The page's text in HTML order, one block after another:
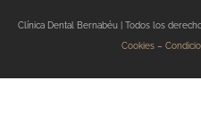
g
r
m
Clínica Dental Bernabéu | Todos los
Cookies–